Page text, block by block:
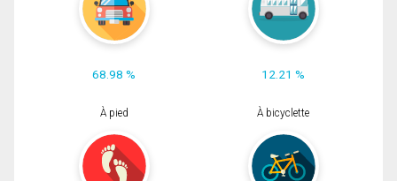
68.98 % 12.21 %
À pied À bicyclette